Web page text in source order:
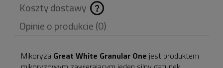
Koszty dostawy
Cena nie zawiera
ewentualnych kosztów
płatności
Opinie o produkcie (0)
Mikoryza Great White Granular One jest produktem